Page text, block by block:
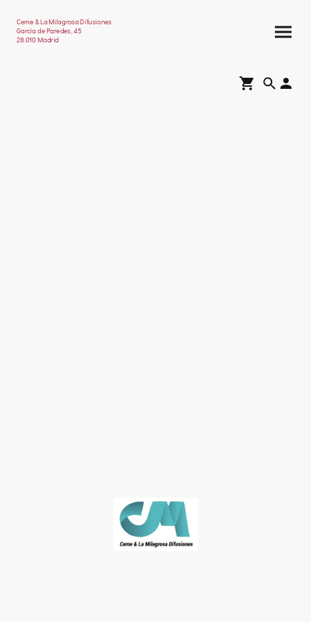
Ceme & La Milagrosa Difusiones
García de Paredes, 45
28.010 Madrid